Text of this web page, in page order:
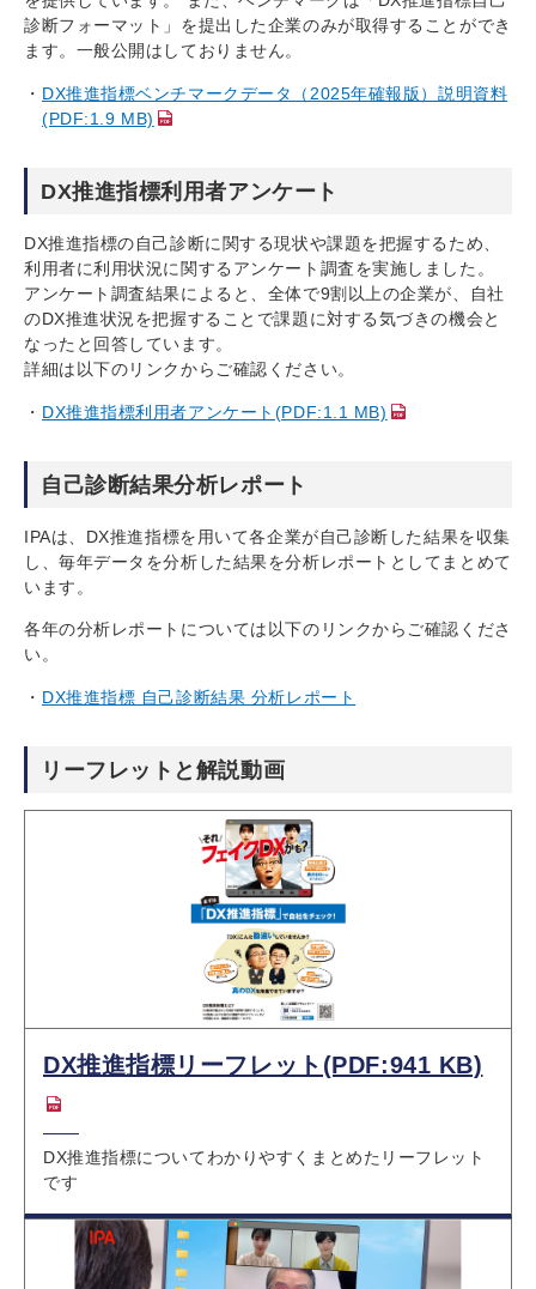
診断フォーマット」を提出した企業のみが取得することができ
ます。一般公開はしておりません。
DX推進指標ベンチマークデータ（2025年確報版）説明資料
(PDF:1.9 MB)
DX推進指標利用者アンケート
DX推進指標の自己診断に関する現状や課題を把握するため、
利用者に利用状況に関するアンケート調査を実施しました。
アンケート調査結果によると、全体で9割以上の企業が、自社
のDX推進状況を把握することで課題に対する気づきの機会と
なったと回答しています。
詳細は以下のリンクからご確認ください。
DX推進指標利用者アンケート(PDF:1.1 MB)
自己診断結果分析レポート
IPAは、DX推進指標を用いて各企業が自己診断した結果を収集
し、毎年データを分析した結果を分析レポートとしてまとめて
います。
各年の分析レポートについては以下のリンクからご確認くださ
い。
DX推進指標 自己診断結果 分析レポート
リーフレットと解説動画
DX推進指標リーフレット(PDF:941 KB)
DX推進指標についてわかりやすくまとめたリーフレット
です